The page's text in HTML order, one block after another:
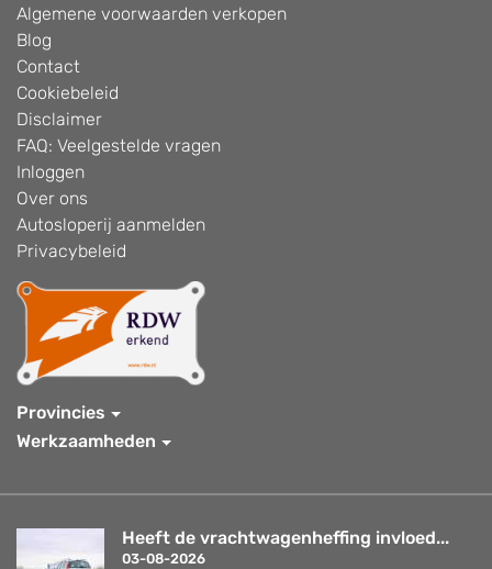
Algemene voorwaarden verkopen
Blog
Contact
Cookiebeleid
Disclaimer
FAQ: Veelgestelde vragen
Inloggen
Over ons
Autosloperij aanmelden
Privacybeleid
Provincies
Werkzaamheden
Heeft de vrachtwagenheffing invloed...
03-08-2026